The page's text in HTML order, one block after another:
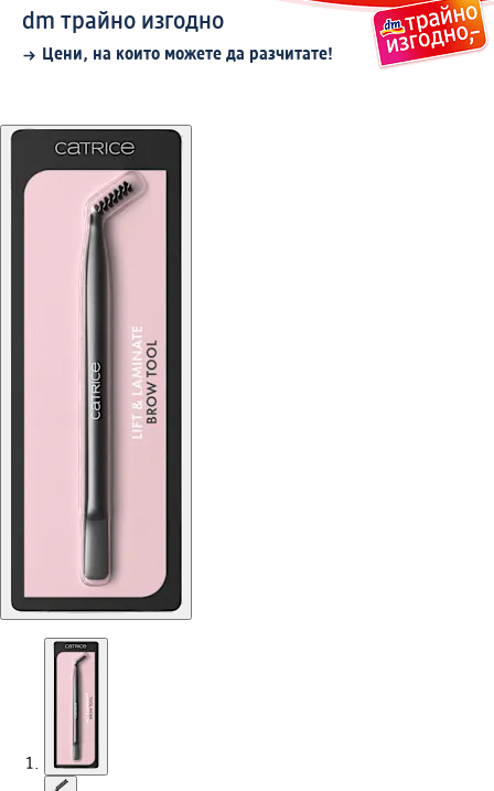
dm трайно изгодно
Цени, на които можете да разчитате!